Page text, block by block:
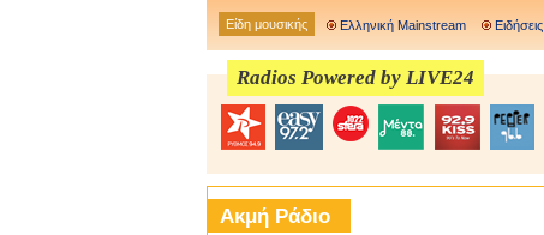
Είδη μουσικής Ελληνική Mainstream Ειδήσεις
Radios Powered by LIVE24
Ακμή Ράδιο